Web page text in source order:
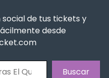
de tus tickets y
desde
Buscar
Buscar